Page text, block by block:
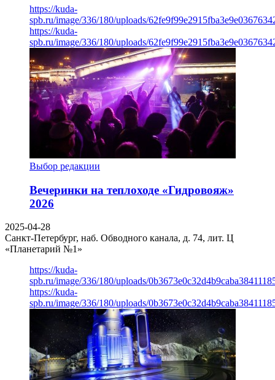
https://kuda-
spb.ru/image/336/180/uploads/
https://kuda-
spb.ru/image/336/180/uploads/
Выбор редакции
Вечеринки на теплоходе «Гидровояж»
2026
2025-04-28
Санкт-Петербург, наб. Обводного канала, д. 74, лит. Ц
«Планетарий №1»
https://kuda-
spb.ru/image/336/180/uploads/
https://kuda-
spb.ru/image/336/180/uploads/